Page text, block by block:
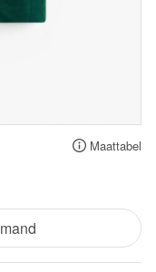
Maattabel